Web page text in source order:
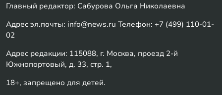
Главный редактор: Сабурова Ольга Николаевна
Адрес эл.почты: info@news.ru Телефон: +7 (499) 110-01-
02
Адрес редакции: 115088, г. Москва, проезд 2-й
Южнопортовый, д. 33, стр. 1,
18+, запрещено для детей.